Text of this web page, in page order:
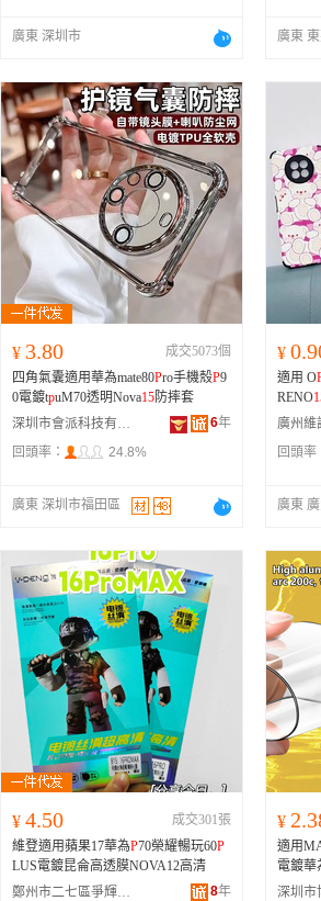
廣東 深圳市 廣東
¥ 3.80
成交5073個
四角氣囊適用華為mate80Pro手機殼P9
0電鍍tpuM70透明Nova15防摔套
深圳市會派科技有限公司
6年
回頭率：
24.8%
廣東 深圳市福田區
¥
適用 O
RENO
回頭率
廣東
¥ 4.50
成交301張
維登適用蘋果17華為P70榮耀暢玩60P
LUS電鍍昆侖高透膜NOVA12高清
鄭州市二七區爭輝通訊設備商行
8年
¥
適用
電鍍華